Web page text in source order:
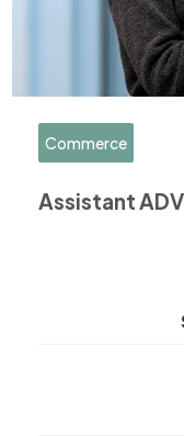
Commerce
Assistant